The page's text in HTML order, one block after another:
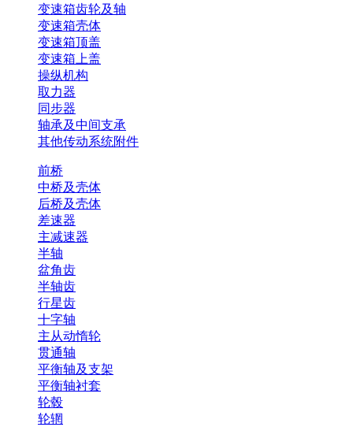
变速箱齿轮及轴
变速箱壳体
变速箱顶盖
变速箱上盖
操纵机构
取力器
同步器
轴承及中间支承
其他传动系统附件
前桥
中桥及壳体
后桥及壳体
差速器
主减速器
半轴
盆角齿
半轴齿
行星齿
十字轴
主从动惰轮
贯通轴
平衡轴及支架
平衡轴衬套
轮毂
轮辋